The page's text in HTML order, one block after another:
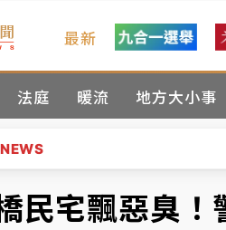
最新
法庭 暖流 地方大小事
NEWS
過三周才推「E宿新北打卡趣
慈善基金會想增加董事人數！
宮《龍藏經》特展第2檔！今線
民宅飄惡臭